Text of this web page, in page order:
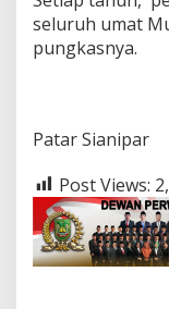
seluruh umat
pungkasnya.
Patar Sianipar
Post Views: